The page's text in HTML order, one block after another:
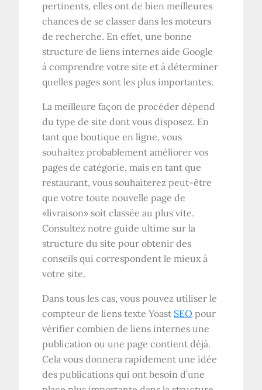
pertinents, elles ont de bien meilleures
chances de se classer dans les moteurs
de recherche. En effet, une bonne
structure de liens internes aide Google
à comprendre votre site et à déterminer
quelles pages sont les plus importantes.
La meilleure façon de procéder dépend
du type de site dont vous disposez. En
tant que boutique en ligne, vous
souhaitez probablement améliorer vos
pages de catégorie, mais en tant que
restaurant, vous souhaiterez peut-être
que votre toute nouvelle page de
«livraison» soit classée au plus vite.
Consultez notre guide ultime sur la
structure du site pour obtenir des
conseils qui correspondent le mieux à
votre site.
Dans tous les cas, vous pouvez utiliser le
compteur de liens texte Yoast SEO pour
vérifier combien de liens internes une
publication ou une page contient déjà.
Cela vous donnera rapidement une idée
des publications qui ont besoin d’une